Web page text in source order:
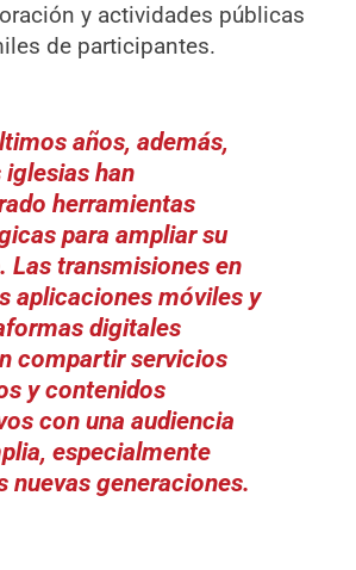
y actividades públicas
de participantes.
años, además,
iglesias han
herramientas
para ampliar su
Las transmisiones en
aplicaciones móviles y
digitales
compartir servicios
y contenidos
con una audiencia
especialmente
nuevas generaciones.